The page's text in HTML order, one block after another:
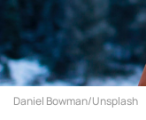
Daniel Bowman/Unsplash